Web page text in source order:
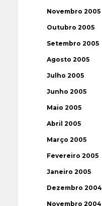
Novembro 2005
Outubro 2005
Setembro 2005
Agosto 2005
Julho 2005
Junho 2005
Maio 2005
Abril 2005
Março 2005
Fevereiro 2005
Janeiro 2005
Dezembro 2004
Novembro 2004